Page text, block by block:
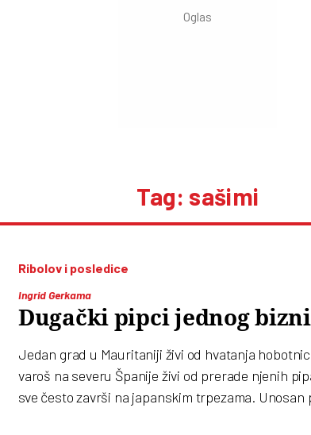
Tag: sašimi
Ribolov i posledice
Ingrid Gerkama
Dugački pipci jednog
Jedan grad u Mauritaniji živi od hvatanja
varoš na severu Španije živi od prerade njenih
sve često završi na japanskim trpezama. Unosan